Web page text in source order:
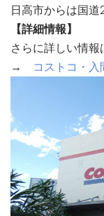
日高市からは国道
【詳細情報】
さらに詳しい情報
→ コストコ・入